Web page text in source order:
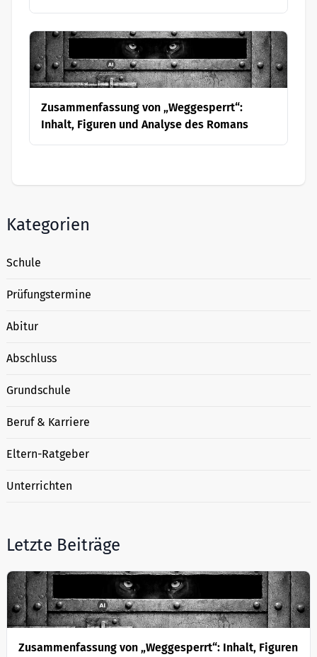
Kategorien
Schule
Prüfungstermine
Abitur
Abschluss
Grundschule
Beruf & Karriere
Eltern-Ratgeber
Unterrichten
Letzte Beiträge
Zusammenfassung von „Weggesperrt“: Inhalt, Figuren
Zusammenfassung von „Weggesperrt“:
Inhalt, Figuren und Analyse des Romans